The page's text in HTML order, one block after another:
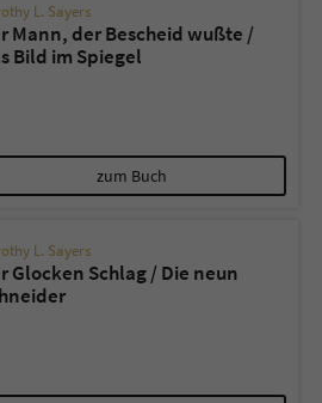
L. Sayers
Mann, der Bescheid wußte /
Bild im Spiegel
zum Buch
L. Sayers
Glocken Schlag / Die neun